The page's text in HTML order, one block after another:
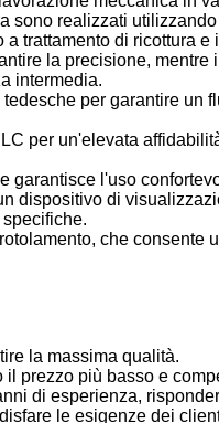
sono realizzati
trattamento di ricottura
la precisione,
intermedia.
per garantire un
per un'elevata
garantisce l'uso
dispositivo di
che
la massima qualità.
prezzo più basso e
di esperienza,
le esigenze dei